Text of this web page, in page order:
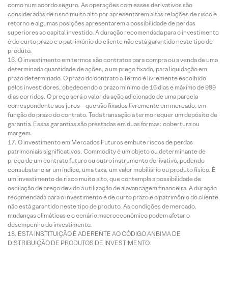
como num acordo seguro. As operações com esses derivativos são
consideradas de risco muito alto por apresentarem altas relações de risco e
retorno e algumas posições apresentarem a possibilidade de perdas
superiores ao capital investido. A duração recomendada para o investimento
é de curto prazo e o patrimônio do cliente não está garantido neste tipo de
produto.
O investimento em termos são contratos para compra ou a venda de uma
determinada quantidade de ações, a um preço fixado, para liquidação em
prazo determinado. O prazo do contrato a Termo é livremente escolhido
pelos investidores, obedecendo o prazo mínimo de 16 dias e máximo de 999
dias corridos. O preço será o valor da ação adicionado de uma parcela
correspondente aos juros – que são fixados livremente em mercado, em
função do prazo do contrato. Toda transação a termo requer um depósito de
garantia. Essas garantias são prestadas em duas formas: cobertura ou
margem.
O investimento em Mercados Futuros embute riscos de perdas
patrimoniais significativos. Commodity é um objeto ou determinante de
preço de um contrato futuro ou outro instrumento derivativo, podendo
consubstanciar um índice, uma taxa, um valor mobiliário ou produto físico. É
um investimento de risco muito alto, que contempla a possibilidade de
oscilação de preço devido à utilização de alavancagem financeira. A duração
recomendada para o investimento é de curto prazo e o patrimônio do cliente
não está garantido neste tipo de produto. As condições de mercado,
mudanças climáticas e o cenário macroeconômico podem afetar o
desempenho do investimento.
ESTA INSTITUIÇÃO É ADERENTE AO CÓDIGO ANBIMA DE
DISTRIBUIÇÃO DE PRODUTOS DE INVESTIMENTO.